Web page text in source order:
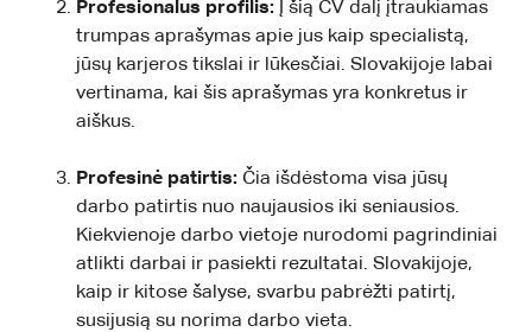
Profesionalus profilis: Į šią CV dalį įtraukiamas
trumpas aprašymas apie jus kaip specialistą,
jūsų karjeros tikslai ir lūkesčiai. Slovakijoje labai
vertinama, kai šis aprašymas yra konkretus ir
aiškus.
Profesinė patirtis: Čia išdėstoma visa jūsų
darbo patirtis nuo naujausios iki seniausios.
Kiekvienoje darbo vietoje nurodomi pagrindiniai
atlikti darbai ir pasiekti rezultatai. Slovakijoje,
kaip ir kitose šalyse, svarbu pabrėžti patirtį,
susijusią su norima darbo vieta.